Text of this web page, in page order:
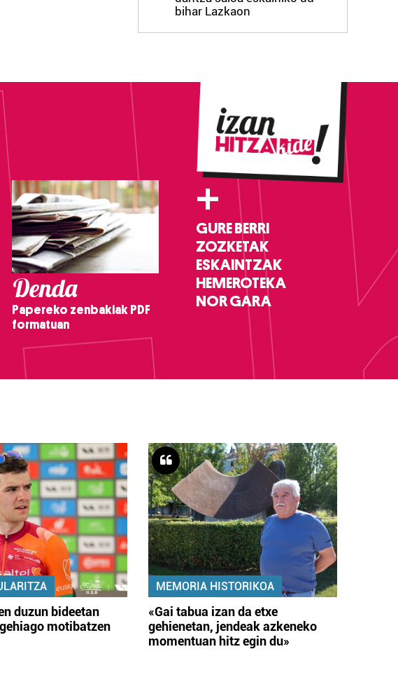
bihar Lazkaon
Denda
Papereko zenbakiak PDF
formatuan
+
GURE BERRI
ZOZKETAK
ESKAINTZAK
HEMEROTEKA
NOR GARA
duzun bideetan
motibatzen
MEMORIA HISTORIKOA
«Gai tabua izan da etxe
gehienetan, jendeak azkeneko
momentuan hitz egin du»